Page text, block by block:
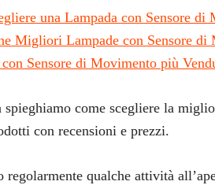
una Lampada con Sensore di
Migliori Lampade con Sensore di
Sensore di Movimento più
spieghiamo come scegliere la
con recensioni e prezzi.
regolarmente qualche attività